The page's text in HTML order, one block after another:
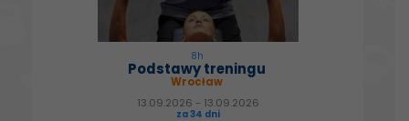
8h
Podstawy treningu
Wrocław
13.09.2026 - 13.09.2026
za 34 dni